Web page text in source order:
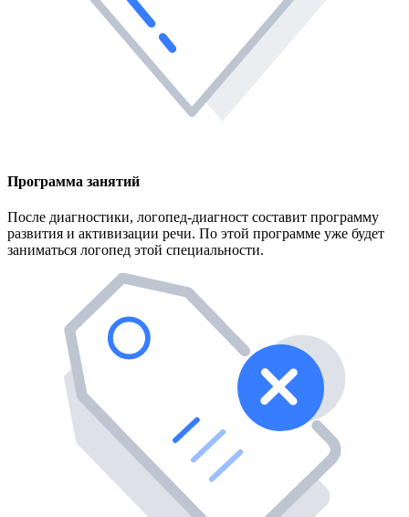
Программа занятий
После диагностики, логопед-диагност составит программу
развития и активизации речи. По этой программе уже будет
заниматься логопед этой специальности.